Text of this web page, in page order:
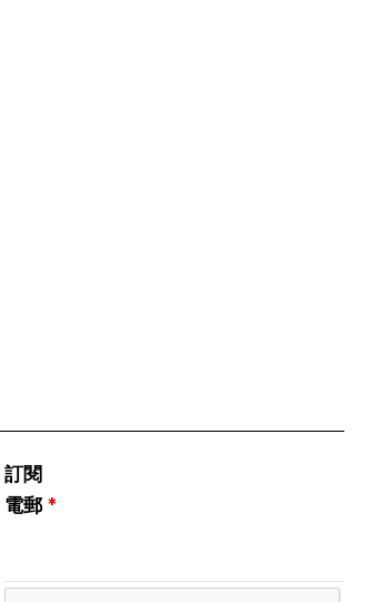
訂閱
電郵 *